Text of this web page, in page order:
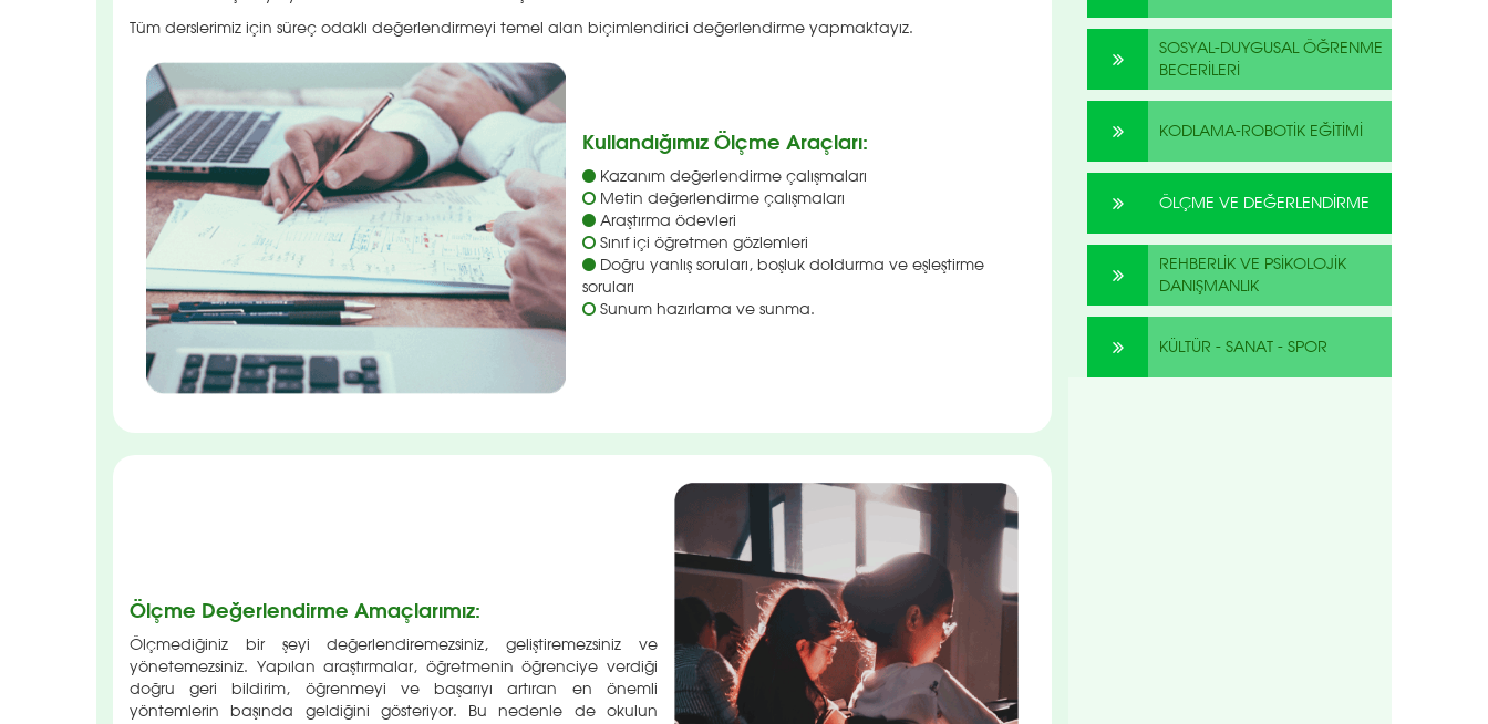
Tüm derslerimiz için süreç odaklı değerlendirmeyi temel alan biçimlendirici değerlendirme yapmaktayız.
Kullandığımız Ölçme Araçları:
Kazanım değerlendirme çalışmaları
Metin değerlendirme çalışmaları
Araştırma ödevleri
Sınıf içi öğretmen gözlemleri
Doğru yanlış soruları, boşluk doldurma ve eşleştirme
soruları
Sunum hazırlama ve sunma.
Ölçme Değerlendirme Amaçlarımız:
Ölçmediğiniz bir şeyi değerlendiremezsiniz, geliştiremezsiniz ve
yönetemezsiniz. Yapılan araştırmalar, öğretmenin öğrenciye verdiği
doğru geri bildirim, öğrenmeyi ve başarıyı artıran en önemli
yöntemlerin başında geldiğini gösteriyor. Bu nedenle de okulun
SOSYAL-DUYGUSAL ÖĞRENME
BECERİLERİ
KODLAMA-ROBOTİK EĞİTİMİ
ÖLÇME VE DEĞERLENDİRME
REHBERLİK VE PSİKOLOJİK
DANIŞMANLIK
KÜLTÜR - SANAT - SPOR